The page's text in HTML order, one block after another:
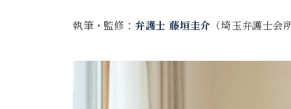
執筆・監修： 弁護士 藤垣圭介 （埼玉弁護士会